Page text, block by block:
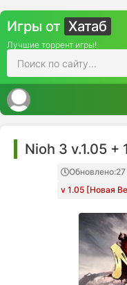
Игры от Хатаб
Лучшие торрент игры!
Nioh 3 v.1.05
Обновлено:
v 1.05 [Новая